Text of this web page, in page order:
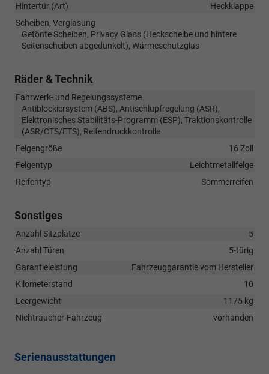
Hintertür (Art)
Heckklappe
Scheiben, Verglasung
Getönte Scheiben, Privacy Glass (Heckscheibe und hintere
Seitenscheiben abgedunkelt), Wärmeschutzglas
Räder & Technik
Fahrwerk- und Regelungssysteme
Antiblockiersystem (ABS), Antischlupfregelung (ASR),
Elektronisches Stabilitäts-Programm (ESP), Traktionskontrolle
(ASR/CTS/ETS), Reifendruckkontrolle
Felgengröße
16 Zoll
Felgentyp
Leichtmetallfelge
Reifentyp
Sommerreifen
Sonstiges
Anzahl Sitzplätze
5
Anzahl Türen
5-türig
Garantieleistung
Fahrzeuggarantie vom Hersteller
Kilometerstand
10
Leergewicht
1175 kg
Nichtraucher-Fahrzeug
vorhanden
Serienausstattungen